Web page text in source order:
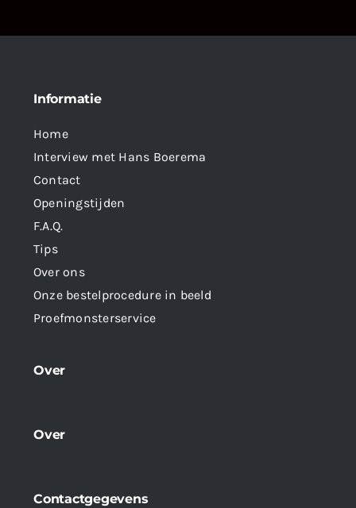
Informatie
Home
Interview met Hans Boerema
Contact
Openingstijden
F.A.Q.
Tips
Over ons
Onze bestelprocedure in beeld
Proefmonsterservice
Over
Over
Contactgegevens